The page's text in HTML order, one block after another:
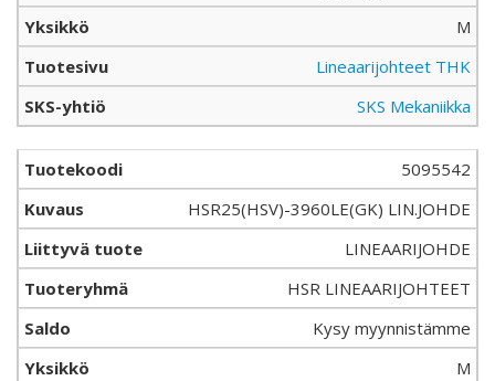
M
Lineaarijohteet THK
SKS Mekaniikka
5095542
HSR25(HSV)-3960LE(GK) LIN.JOHDE
LINEAARIJOHDE
HSR LINEAARIJOHTEET
Kysy myynnistämme
M